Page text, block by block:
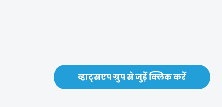
व्हाट्सएप ग्रुप से जुड़ें क्लिक करें